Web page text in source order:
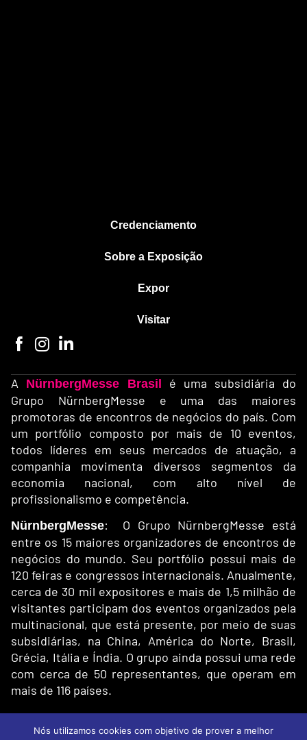
Credenciamento
Sobre a Exposição
Expor
Visitar
A NürnbergMesse Brasil é uma subsidiária do
Grupo NürnbergMesse e uma das maiores
promotoras de encontros de negócios do país. Com
um portfólio composto por mais de 10 eventos,
todos líderes em seus mercados de atuação, a
companhia movimenta diversos segmentos da
economia nacional, com alto nível de
profissionalismo e competência.
NürnbergMesse: O Grupo NürnbergMesse está
entre os 15 maiores organizadores de encontros de
negócios do mundo. Seu portfólio possui mais de
120 feiras e congressos internacionais. Anualmente,
cerca de 30 mil expositores e mais de 1,5 milhão de
visitantes participam dos eventos organizados pela
multinacional, que está presente, por meio de suas
subsidiárias, na China, América do Norte, Brasil,
Grécia, Itália e Índia. O grupo ainda possui uma rede
com cerca de 50 representantes, que operam em
mais de 116 países.
Nós utilizamos cookies com objetivo de prover a melhor